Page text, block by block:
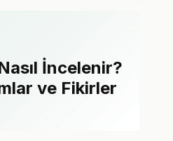
İncelenir?
ve Fikirler